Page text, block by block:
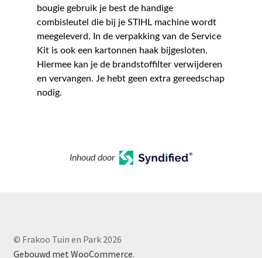
bougie gebruik je best de handige
combisleutel die bij je STIHL machine wordt
meegeleverd. In de verpakking van de Service
Kit is ook een kartonnen haak bijgesloten.
Hiermee kan je de brandstoffilter verwijderen
en vervangen. Je hebt geen extra gereedschap
nodig.
Inhoud door
© Frakoo Tuin en Park 2026
Gebouwd met WooCommerce.